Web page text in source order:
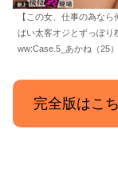
【この女、仕事の為な
ぱい太客オジとずっぽり
ww:Case.5_あかね（25
完全版はこ